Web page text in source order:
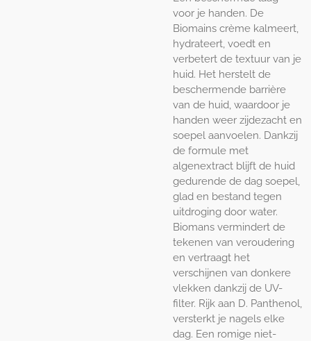
voor je handen. De
Biomains crème kalmeert,
hydrateert, voedt en
verbetert de textuur van je
huid. Het herstelt de
beschermende barrière
van de huid, waardoor je
handen weer zijdezacht en
soepel aanvoelen. Dankzij
de formule met
algenextract blijft de huid
gedurende de dag soepel,
glad en bestand tegen
uitdroging door water.
Biomans vermindert de
tekenen van veroudering
en vertraagt het
verschijnen van donkere
vlekken dankzij de UV-
filter. Rijk aan D. Panthenol,
versterkt je nagels elke
dag. Een romige niet-